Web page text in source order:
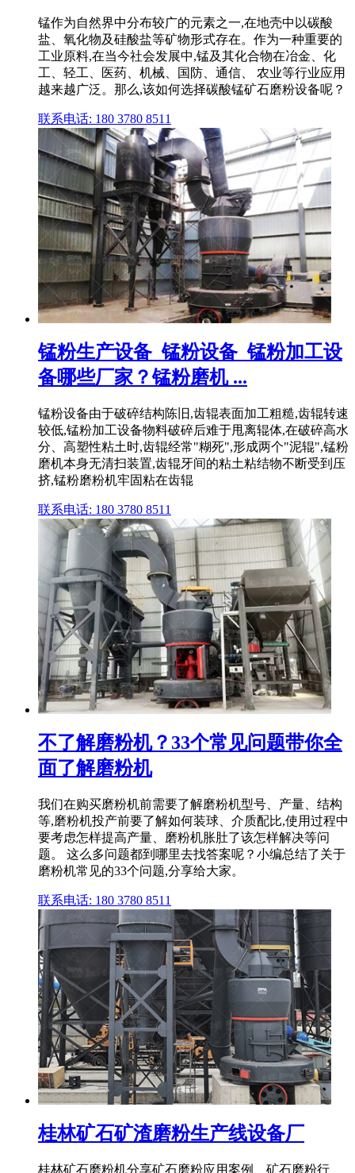
锰作为自然界中分布较广的元素之一,在地壳中以碳酸
盐、氧化物及硅酸盐等矿物形式存在。作为一种重要的
工业原料,在当今社会发展中,锰及其化合物在冶金、化
工、轻工、医药、机械、国防、通信、 农业等行业应用
越来越广泛。那么,该如何选择碳酸锰矿石磨粉设备呢？
联系电话: 180 3780 8511
锰粉生产设备_锰粉设备_锰粉加工设
备哪些厂家？锰粉磨机 ...
锰粉设备由于破碎结构陈旧,齿辊表面加工粗糙,齿辊转速
较低,锰粉加工设备物料破碎后难于甩离辊体,在破碎高水
分、高塑性粘土时,齿辊经常"糊死",形成两个"泥辊",锰粉
磨机本身无清扫装置,齿辊牙间的粘土粘结物不断受到压
挤,锰粉磨粉机牢固粘在齿辊
联系电话: 180 3780 8511
不了解磨粉机？33个常见问题带你全
面了解磨粉机
我们在购买磨粉机前需要了解磨粉机型号、产量、结构
等,磨粉机投产前要了解如何装球、介质配比,使用过程中
要考虑怎样提高产量、磨粉机胀肚了该怎样解决等问
题。 这么多问题都到哪里去找答案呢？小编总结了关于
磨粉机常见的33个问题,分享给大家。
联系电话: 180 3780 8511
桂林矿石矿渣磨粉生产线设备厂
桂林矿石磨粉机分享矿石磨粉应用案例、矿石磨粉行